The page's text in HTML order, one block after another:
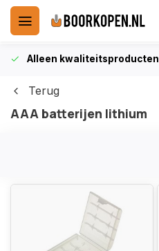
Alleen kwaliteitsproducten
Terug
AAA batterijen lithium